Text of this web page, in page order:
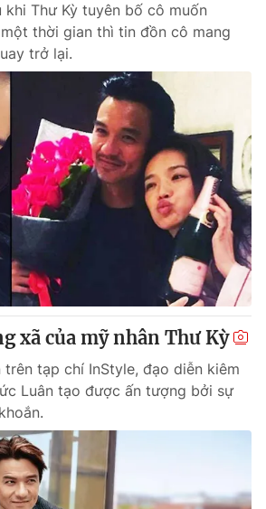
khi Thư Kỳ tuyên bố cô muốn
thời gian thì tin đồn cô mang
trở lại.
xã của mỹ nhân Thư Kỳ
trên tạp chí InStyle, đạo diễn kiêm
Luân tạo được ấn tượng bởi sự